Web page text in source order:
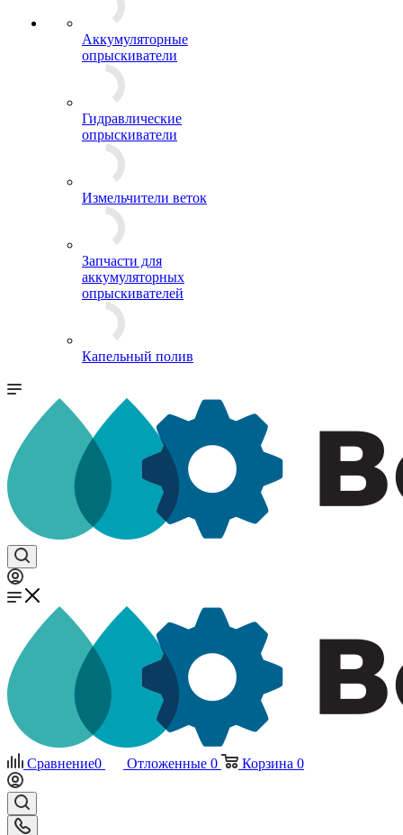
Аккумуляторные
опрыскиватели
Гидравлические
опрыскиватели
Измельчители веток
Запчасти для
аккумуляторных
опрыскивателей
Капельный полив
Сравнение0 Отложенные 0 Корзина 0